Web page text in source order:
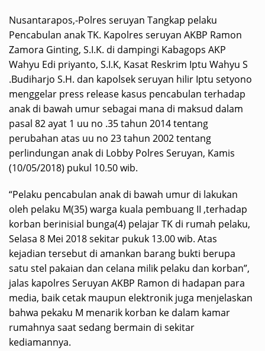
Nusantarapos,-Polres seruyan Tangkap pelaku
Pencabulan anak TK. Kapolres seruyan AKBP Ramon
Zamora Ginting, S.I.K. di dampingi Kabagops AKP
Wahyu Edi priyanto, S.I.K, Kasat Reskrim Iptu Wahyu S
.Budiharjo S.H. dan kapolsek seruyan hilir Iptu setyono
menggelar press release kasus pencabulan terhadap
anak di bawah umur sebagai mana di maksud dalam
pasal 82 ayat 1 uu no .35 tahun 2014 tentang
perubahan atas uu no 23 tahun 2002 tentang
perlindungan anak di Lobby Polres Seruyan, Kamis
(10/05/2018) pukul 10.50 wib.
“Pelaku pencabulan anak di bawah umur di lakukan
oleh pelaku M(35) warga kuala pembuang II ,terhadap
korban berinisial bunga(4) pelajar TK di rumah pelaku,
Selasa 8 Mei 2018 sekitar pukuk 13.00 wib. Atas
kejadian tersebut di amankan barang bukti berupa
satu stel pakaian dan celana milik pelaku dan korban”,
jalas kapolres Seruyan AKBP Ramon di hadapan para
media, baik cetak maupun elektronik juga menjelaskan
bahwa pekaku M menarik korban ke dalam kamar
rumahnya saat sedang bermain di sekitar
kediamannya.